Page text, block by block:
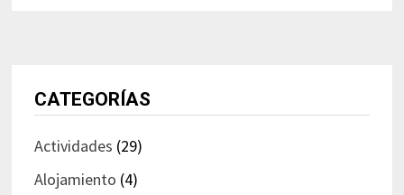
CATEGORÍAS
Actividades (29)
Alojamiento (4)